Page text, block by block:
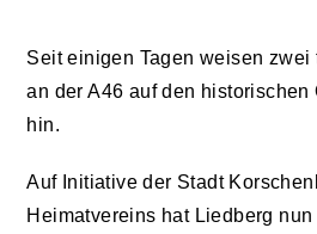
Seit einigen Tagen weisen
an der A46 auf den historischen
hin.
Auf Initiative der Stadt
Heimatvereins hat Liedberg